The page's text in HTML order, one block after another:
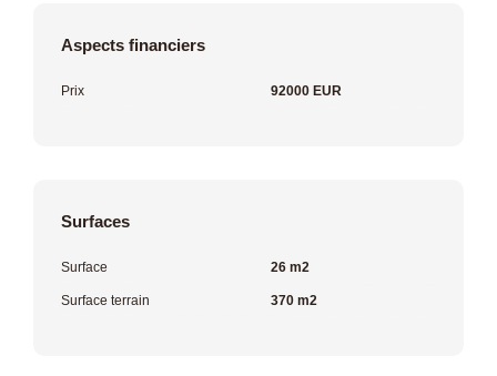
Aspects financiers
Prix 92000 EUR
Surfaces
Surface 26 m2
Surface terrain 370 m2